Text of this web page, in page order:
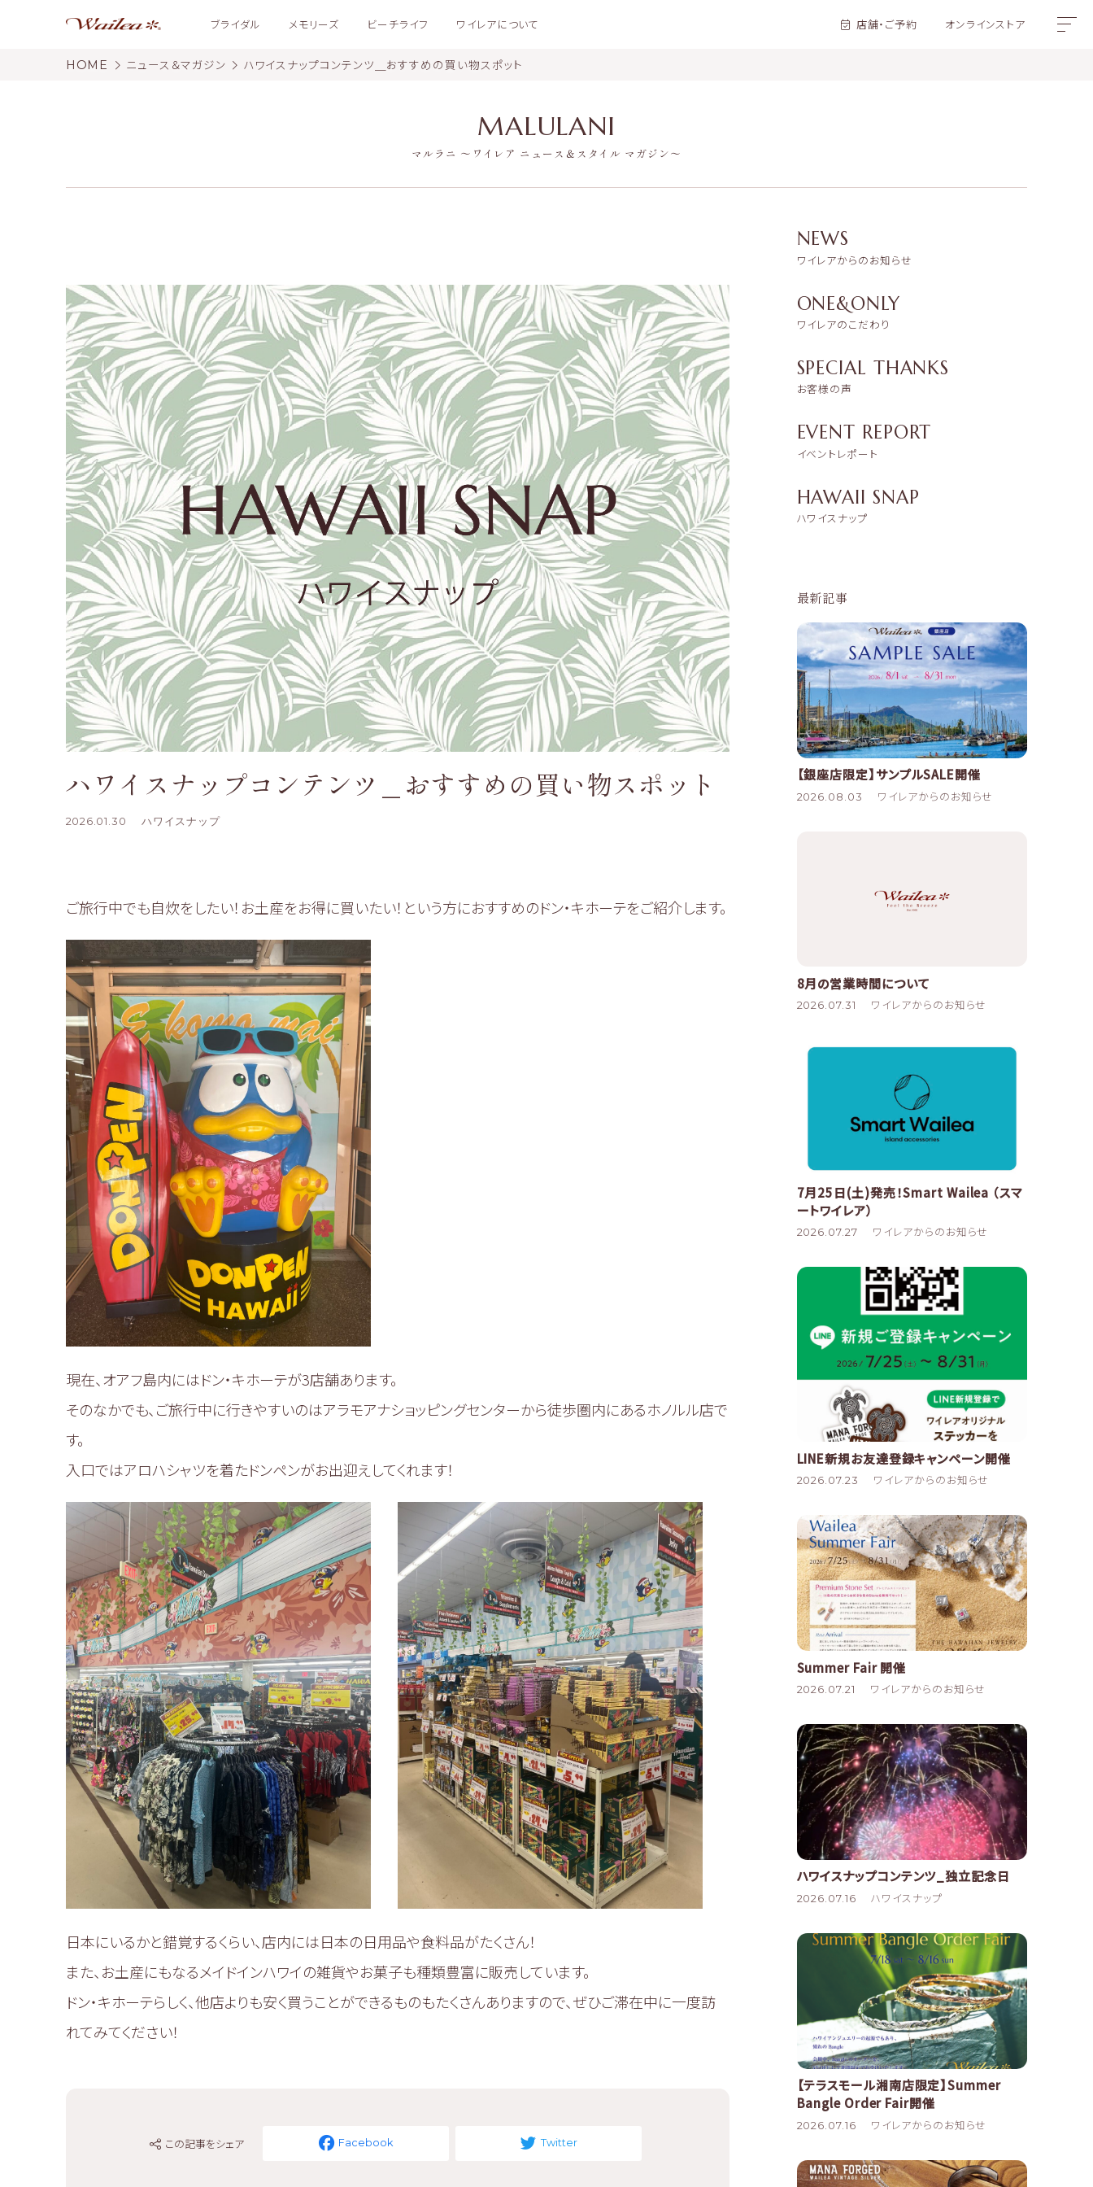
ブライダル メモリーズ ビーチライフ ワイレアについて 店舗・ご予約 オンラインストア
HOME ニュース＆マガジン ハワイスナップコンテンツ＿おすすめの買い物スポット
MALULANI
マルラニ 〜ワイレア ニュース＆スタイル マガジン〜
ハワイスナップコンテンツ＿おすすめの買い物スポット
2026.01.30 ハワイスナップ
ご旅行中でも自炊をしたい！お土産をお得に買いたい！という方におすすめのドン・キホーテをご紹介します。
現在、オアフ島内にはドン・キホーテが3店舗あります。
そのなかでも、ご旅行中に行きやすいのはアラモアナショッピングセンターから徒歩圏内にあるホノルル店で
す。
入口ではアロハシャツを着たドンペンがお出迎えしてくれます！
日本にいるかと錯覚するくらい、店内には日本の日用品や食料品がたくさん！
また、お土産にもなるメイドインハワイの雑貨やお菓子も種類豊富に販売しています。
ドン・キホーテらしく、他店よりも安く買うことができるものもたくさんありますので、ぜひご滞在中に一度訪
れてみてください！
この記事をシェア Facebook Twitter
NEWS
ワイレアからのお知らせ
ONE&ONLY
ワイレアのこだわり
SPECIAL THANKS
お客様の声
EVENT REPORT
イベントレポート
HAWAII SNAP
ハワイスナップ
最新記事
【銀座店限定】サンプルSALE開催
2026.08.03 ワイレアからのお知らせ
8月の営業時間について
2026.07.31 ワイレアからのお知らせ
7月25日(土)発売！Smart Wailea （スマ
ートワイレア）
2026.07.27 ワイレアからのお知らせ
LINE新規お友達登録キャンペーン開催
2026.07.23 ワイレアからのお知らせ
Summer Fair 開催
2026.07.21 ワイレアからのお知らせ
ハワイスナップコンテンツ_独立記念日
2026.07.16 ハワイスナップ
【テラスモール湘南店限定】Summer
Bangle Order Fair開催
2026.07.16 ワイレアからのお知らせ